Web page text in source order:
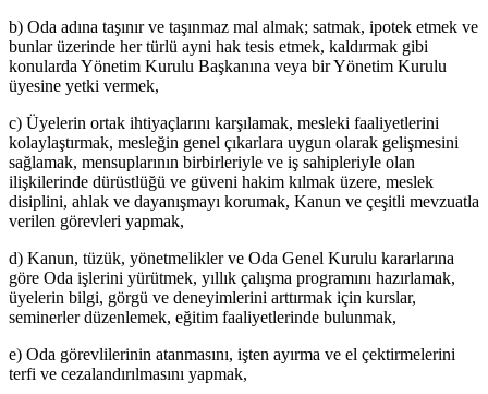
b) Oda adına taşınır ve taşınmaz mal almak; satmak, ipotek etmek ve
bunlar üzerinde her türlü ayni hak tesis etmek, kaldırmak gibi
konularda Yönetim Kurulu Başkanına veya bir Yönetim Kurulu
üyesine yetki ver­mek,
c) Üyelerin ortak ihtiyaçlarını karşılamak, mesleki faaliyetlerini
kolaylaş­tırmak, mesleğin genel çıkarlara uygun olarak gelişmesini
sağlamak, mensuplarının birbirleriyle ve iş sahipleriyle olan
ilişkilerinde dürüstlüğü ve güveni hakim kılmak üzere, meslek
disiplini, ahlak ve dayanışmayı ko­rumak, Kanun ve çeşitli mevzuatla
verilen görevleri yapmak,
d) Kanun, tüzük, yönetmelikler ve Oda Genel Kurulu kararlarına
göre Oda işlerini yürütmek, yıllık çalışma programını hazırlamak,
üyelerin bil­gi, görgü ve deneyimlerini arttırmak için kurslar,
seminerler düzenlemek, eğitim faaliyetlerinde bulunmak,
e) Oda görevlilerinin atanmasını, işten ayırma ve el çektirmelerini
terfi ve cezalandırılmasını yapmak,